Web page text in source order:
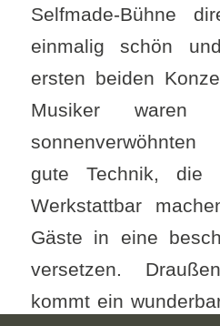
Selfmade-Bühne
einmalig schön
ersten beiden
Musiker waren
gute Technik, die
Werkstattbar
Gäste in eine
versetzen.
kommt ein